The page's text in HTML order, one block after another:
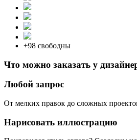
+98 свободны
Что можно заказать у
Любой запрос
От мелких правок до сложных
Нарисовать иллюстрацию